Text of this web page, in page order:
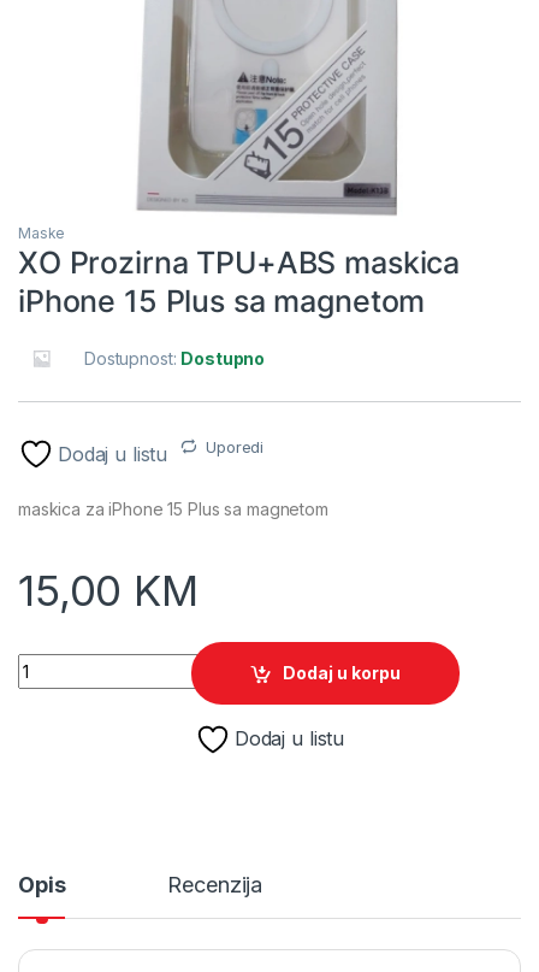
Maske
XO Prozirna TPU+ABS maskica
iPhone 15 Plus sa magnetom
Dostupnost: Dostupno
Dodaj u listu Uporedi
maskica za iPhone 15 Plus sa magnetom
15,00 KM
XO Prozirna TPU+ABS maskica iPhone 15 Plus sa magnetom
Dodaj u korpu
Dodaj u listu
Opis Recenzija